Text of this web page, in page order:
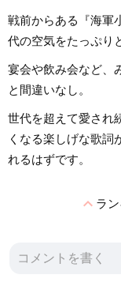
戦前からある『海軍
代の空気をたっぷり
宴会や飲み会など、
と間違いなし。
世代を超えて愛され
くなる楽しげな歌詞
れるはずです。
expand_lessラ